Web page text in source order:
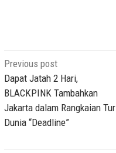
Post
navigation
Previous post
Dapat Jatah 2 Hari,
BLACKPINK Tambahkan
Jakarta dalam Rangkaian Tur
Dunia “Deadline”